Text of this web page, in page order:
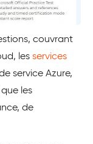
couvrant
les services
service Azure,
les
de